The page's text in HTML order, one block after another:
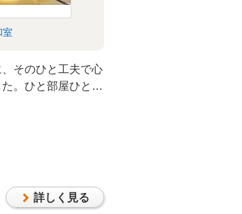
室
そのひと工夫で心
。ひと部屋ひと部
詳しく見る